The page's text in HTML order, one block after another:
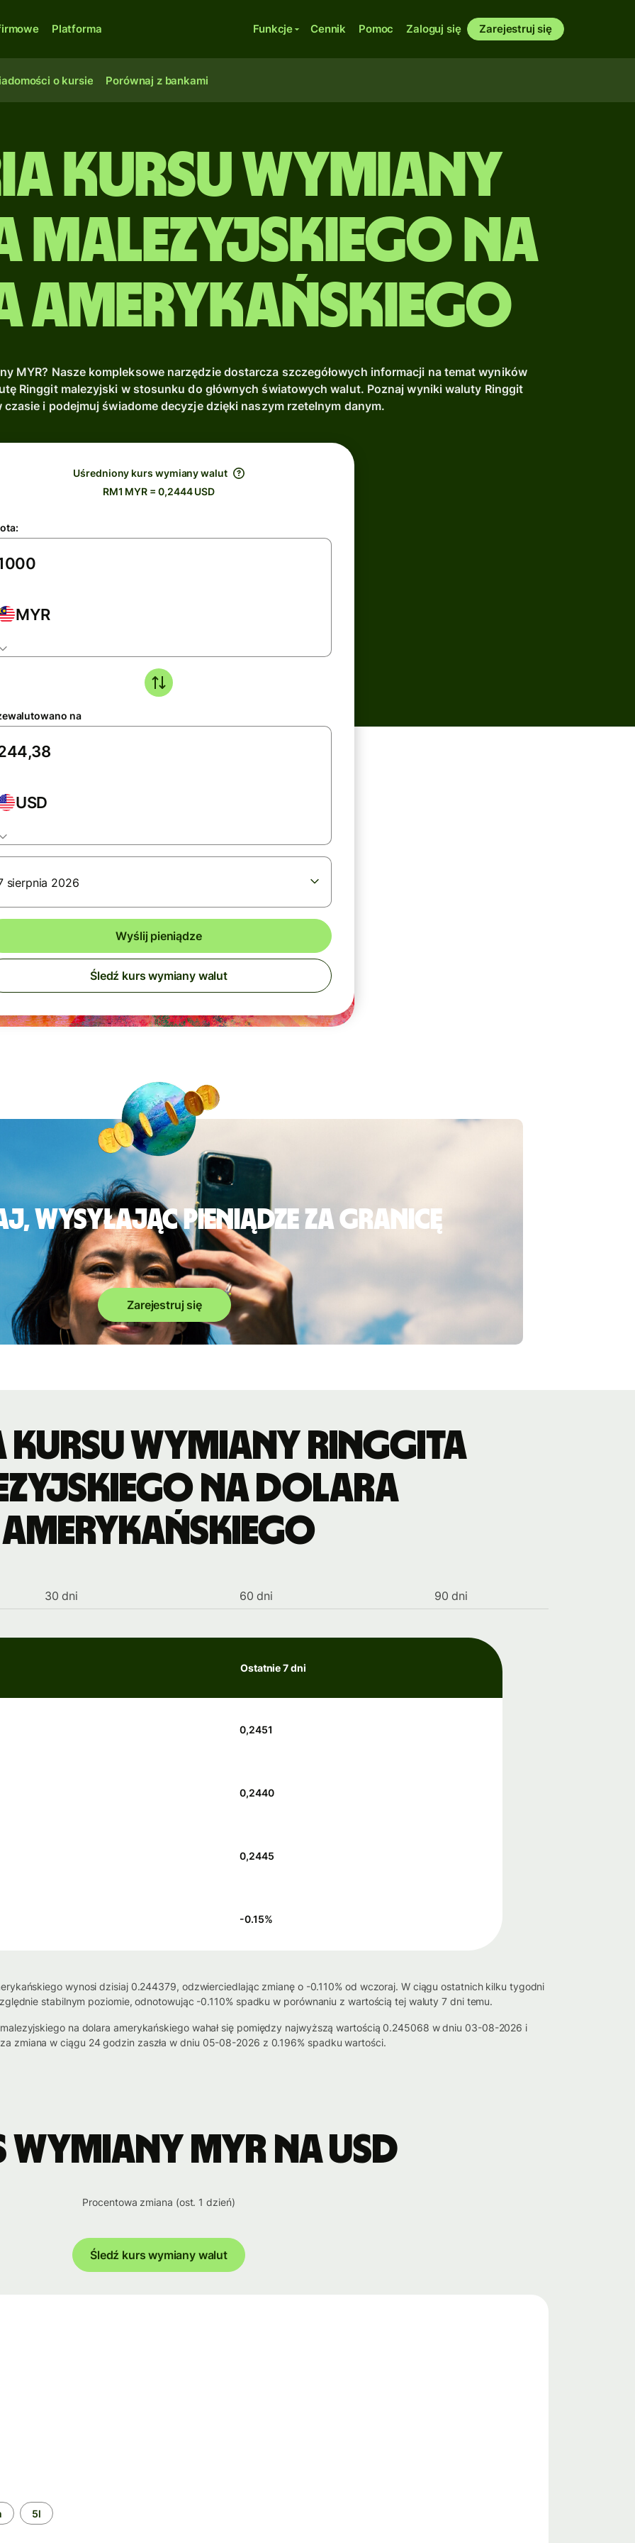
Platforma Funkcje Cennik Pomoc Zaloguj się Zarejestruj się
o kursie Porównaj z bankami
kursu wymiany
malezyjskiego na
MYR? Nasze kompleksowe narzędzie dostarcza szczegółowych informacji na temat wyników
Ringgit malezyjski w stosunku do głównych światowych walut. Poznaj wyniki waluty Ringgit
czasie i podejmuj świadome decyzje dzięki naszym rzetelnym danym.
Uśredniony kurs wymiany walut
RM1 MYR = 0,2444 USD
MYR
na
USD
sierpnia 2026
Wyślij pieniądze
Śledź kurs wymiany walut
wysyłając pieniądze za granicę
Zarejestruj się
kursu wymiany ringgita
na dolara
amerykańskiego
30 dni 60 dni 90 dni
Ostatnie 7 dni
0,2451
0,2440
0,2445
-0.15%
wynosi dzisiaj 0.244379, odzwierciedlając zmianę o -0.110% od wczoraj. W ciągu ostatnich kilku tygodni
stabilnym poziomie, odnotowując -0.110% spadku w porównaniu z wartością tej waluty 7 dni temu.
na dolara amerykańskiego wahał się pomiędzy najwyższą wartością 0.245068 w dniu 03-08-2026 i
zmiana w ciągu 24 godzin zaszła w dniu 05-08-2026 z 0.196% spadku wartości.
MYR na USD
Procentowa zmiana (ost. 1 dzień)
Śledź kurs wymiany walut
5l